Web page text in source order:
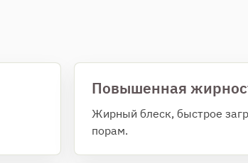
Повышенная
Жирный блеск, быстрое
порам.